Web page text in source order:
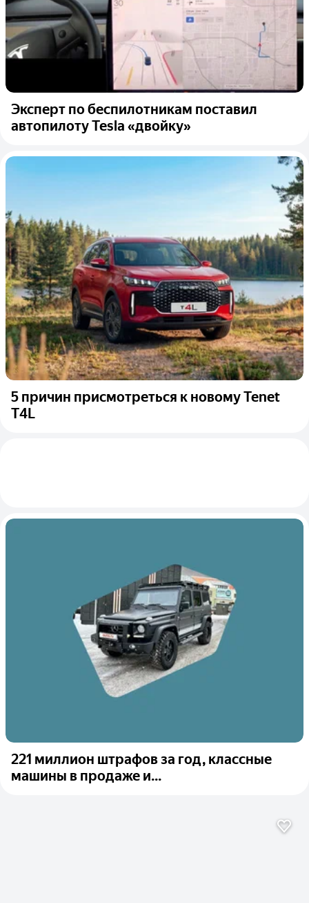
Эксперт по беспилотникам поставил
автопилоту Tesla «двойку»
5 причин присмотреться к новому Tenet
T4L
221 миллион штрафов за год, классные
машины в продаже и...